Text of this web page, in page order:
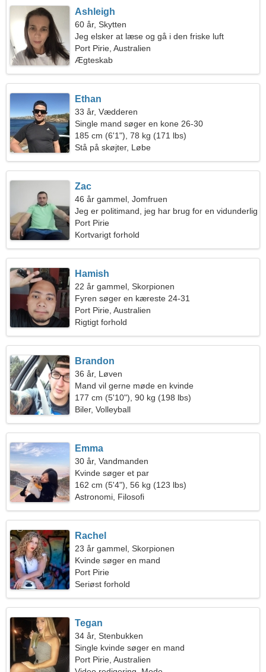
Ashleigh
60 år, Skytten
Jeg elsker at læse og gå i den friske luft
Port Pirie, Australien
Ægteskab
Ethan
33 år, Vædderen
Single mand søger en kone 26-30
185 cm (6'1"), 78 kg (171 lbs)
Stå på skøjter, Løbe
Zac
46 år gammel, Jomfruen
Jeg er politimand, jeg har brug for en vidunderlig
kvinde
Port Pirie
Kortvarigt forhold
Hamish
22 år gammel, Skorpionen
Fyren søger en kæreste 24-31
Port Pirie, Australien
Rigtigt forhold
Brandon
36 år, Løven
Mand vil gerne møde en kvinde
177 cm (5'10"), 90 kg (198 lbs)
Biler, Volleyball
Emma
30 år, Vandmanden
Kvinde søger et par
162 cm (5'4"), 56 kg (123 lbs)
Astronomi, Filosofi
Rachel
23 år gammel, Skorpionen
Kvinde søger en mand
Port Pirie
Seriøst forhold
Tegan
34 år, Stenbukken
Single kvinde søger en mand
Port Pirie, Australien